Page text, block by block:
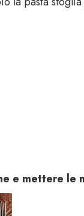
e mettere le